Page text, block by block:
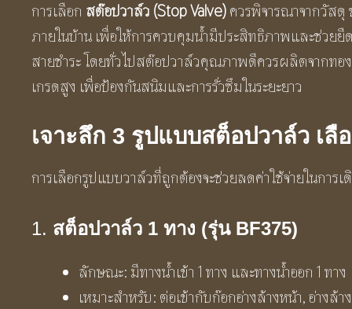
การเลือก สต๊อปวาล์ว (Stop Valve)ควรพิจารณาจากวัสดุ
ภายในบ้าน เพื่อให้การควบคุมน้ำมีประสิทธิภาพและช่วยยื
สายชำระ โดยทั่วไปสต๊อปวาล์วคุณภาพดีควรผลิตจากทอ
เกรดสูง เพื่อป้องกันสนิมและการรั่วซึมในระยะยาว
เจาะลึก 3 รูปแบบสต็อปวาล์ว เลื
การเลือกรูปแบบวาล์วที่ถูกต้องจะช่วยลดค่าใช้จ่ายในการ
1. สต็อปวาล์ว 1 ทาง (รุ่น BF375)
ลักษณะ: มีทางน้ำเข้า 1 ทาง และทางน้ำออก 1 ทาง
เหมาะสำหรับ: ต่อเข้ากับก๊อกอ่างล้างหน้า, อ่าง